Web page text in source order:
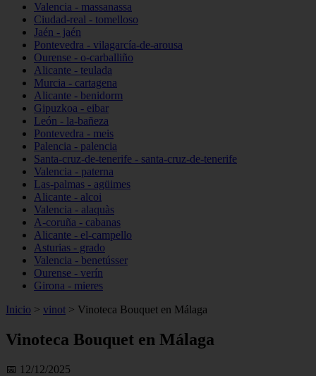
Valencia - massanassa
Ciudad-real - tomelloso
Jaén - jaén
Pontevedra - vilagarcía-de-arousa
Ourense - o-carballiño
Alicante - teulada
Murcia - cartagena
Alicante - benidorm
Gipuzkoa - eibar
León - la-bañeza
Pontevedra - meis
Palencia - palencia
Santa-cruz-de-tenerife - santa-cruz-de-tenerife
Valencia - paterna
Las-palmas - agüimes
Alicante - alcoi
Valencia - alaquàs
A-coruña - cabanas
Alicante - el-campello
Asturias - grado
Valencia - benetússer
Ourense - verín
Girona - mieres
Inicio > vinot > Vinoteca Bouquet en Málaga
Vinoteca Bouquet en Málaga
📅 12/12/2025